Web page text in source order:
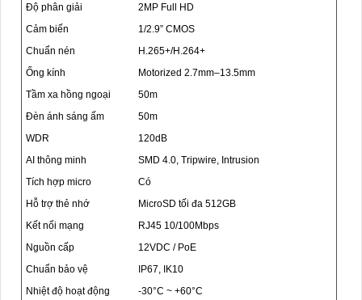
Độ phân giải
2MP Full HD
Cảm biến
1/2.9” CMOS
Chuẩn nén
H.265+/H.264+
Ống kính
Motorized 2.7mm–13.5mm
Tầm xa hồng ngoại
50m
Đèn ánh sáng ấm
50m
WDR
120dB
AI thông minh
SMD 4.0, Tripwire, Intrusion
Tích hợp micro
Có
Hỗ trợ thẻ nhớ
MicroSD tối đa 512GB
Kết nối mạng
RJ45 10/100Mbps
Nguồn cấp
12VDC / PoE
Chuẩn bảo vệ
IP67, IK10
Nhiệt độ hoạt động
-30°C ~ +60°C